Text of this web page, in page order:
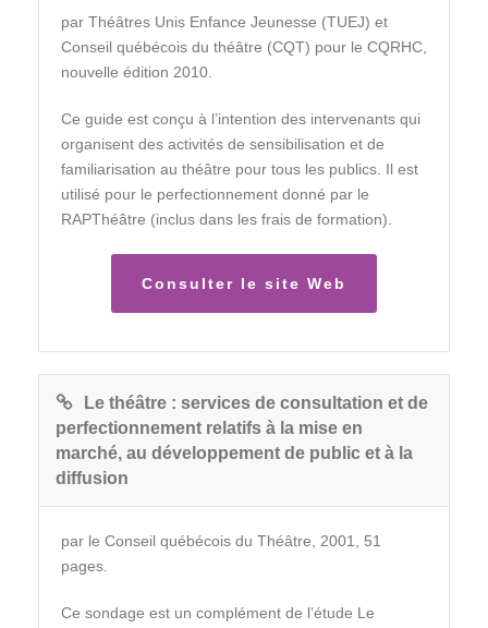
par Théâtres Unis Enfance Jeunesse (TUEJ) et
Conseil québécois du théâtre (CQT) pour le CQRHC,
nouvelle édition 2010.
Ce guide est conçu à l’intention des intervenants qui
organisent des activités de sensibilisation et de
familiarisation au théâtre pour tous les publics. Il est
utilisé pour le perfectionnement donné par le
RAPThéâtre (inclus dans les frais de formation).
Consulter le site Web
Le théâtre : services de consultation et de
perfectionnement relatifs à la mise en
marché, au développement de public et à la
diffusion
par le Conseil québécois du Théâtre, 2001, 51
pages.
Ce sondage est un complément de l’étude Le